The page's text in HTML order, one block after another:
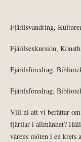
Fjärilsvandring,
Fjärilsexkursion,
Fjärilsföredrag,
Fjärilsföredrag,
Vill ni att vi berättar
fjärilar i allmänhet?
vårens möten i en krets